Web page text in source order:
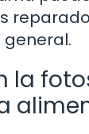
general.
la